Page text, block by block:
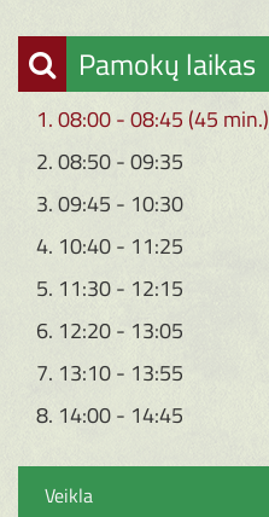
Pamokų laikas
1. 08:00 - 08:45 (45 min.)
2. 08:50 - 09:35
3. 09:45 - 10:30
4. 10:40 - 11:25
5. 11:30 - 12:15
6. 12:20 - 13:05
7. 13:10 - 13:55
8. 14:00 - 14:45
Veikla